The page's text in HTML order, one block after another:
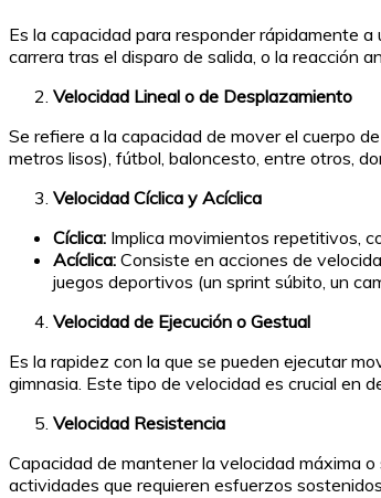
Es la capacidad para responder rápidamente
carrera tras el disparo de salida, o la reacción
Velocidad Lineal o de Desplazamiento
Se refiere a la capacidad de mover el cuerpo
metros lisos), fútbol, baloncesto, entre otros,
Velocidad Cíclica y Acíclica
Cíclica: Implica movimientos repetitivos,
Acíclica: Consiste en acciones de
juegos deportivos (un sprint súbito, un
Velocidad de Ejecución o Gestual
Es la rapidez con la que se pueden ejecutar
gimnasia. Este tipo de velocidad es crucial en
Velocidad Resistencia
Capacidad de mantener la velocidad máxima
actividades que requieren esfuerzos